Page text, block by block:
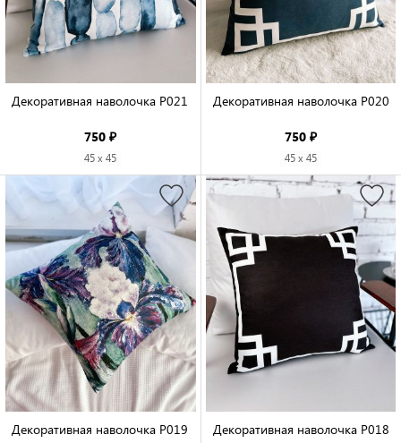
Декоративная наволочка P021
750 ₽
45 x 45
Декоративная наволочка P020
750 ₽
45 x 45
Декоративная наволочка P019 Декоративная наволочка P018